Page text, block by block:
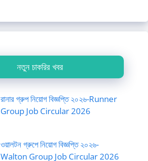
নতুন চাকরির খবর
রানার গ্রুপ নিয়োগ বিজ্ঞপ্তি ২০২৬-Runner
Group Job Circular 2026
ওয়ালটন গ্রুপে নিয়োগ বিজ্ঞপ্তি ২০২৬-
Walton Group Job Circular 2026